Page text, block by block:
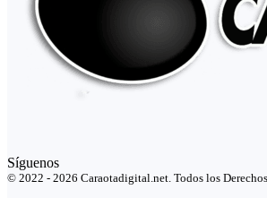
Síguenos
© 2022 - 2026 Caraotadigital.net. Todos los Derechos